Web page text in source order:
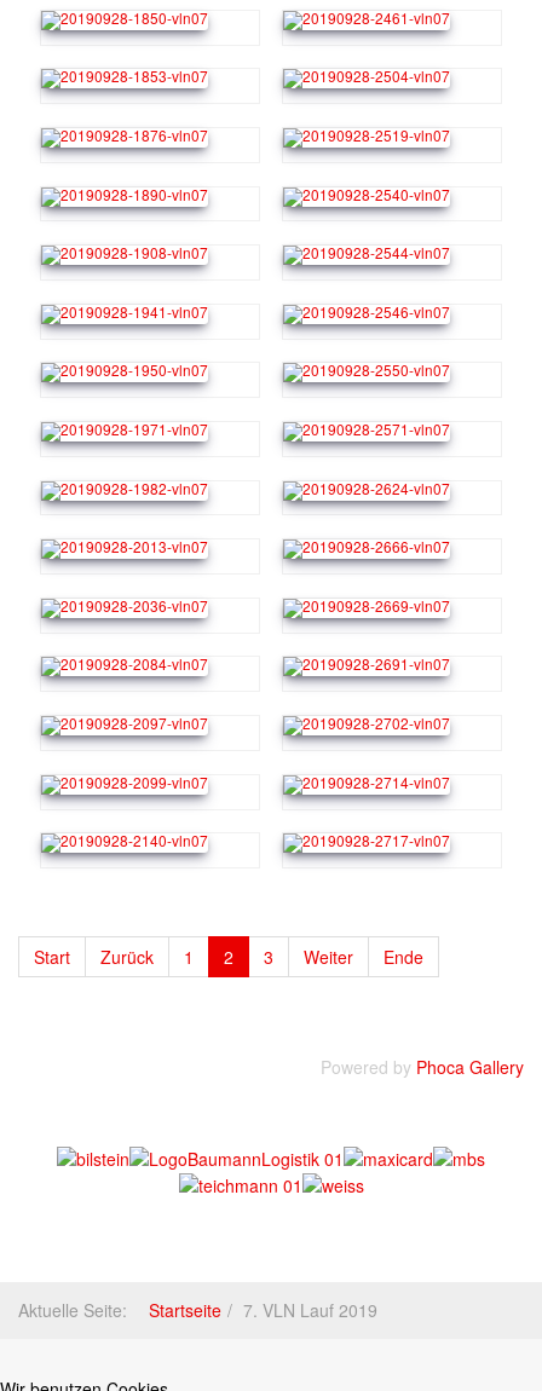
Start Zurück 1 2 3 Weiter Ende
Powered by Phoca Gallery
Aktuelle Seite: Startseite 7. VLN Lauf 2019